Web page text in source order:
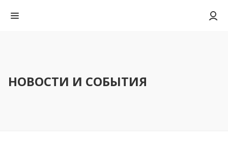
НОВОСТИ И СОБЫТИЯ